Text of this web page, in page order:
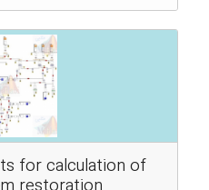
for calculation of